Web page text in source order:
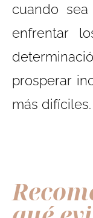
cuando
enfrentar
prosperar
más difíciles.